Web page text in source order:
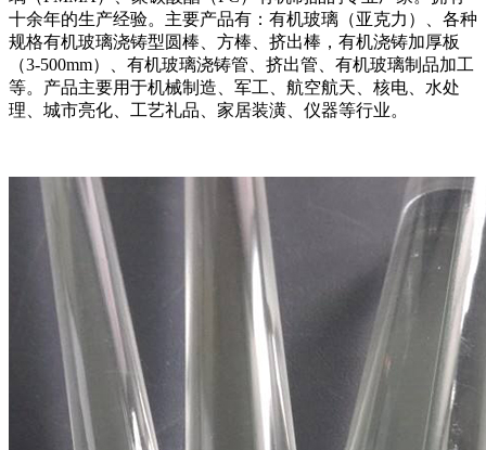
十余年的生产经验。主要产品有：有机玻璃（亚克力）、各种
规格有机玻璃浇铸型圆棒、方棒、挤出棒，有机浇铸加厚板
（3-500mm）、有机玻璃浇铸管、挤出管、有机玻璃制品加工
等。产品主要用于机械制造、军工、航空航天、核电、水处
理、城市亮化、工艺礼品、家居装潢、仪器等行业。